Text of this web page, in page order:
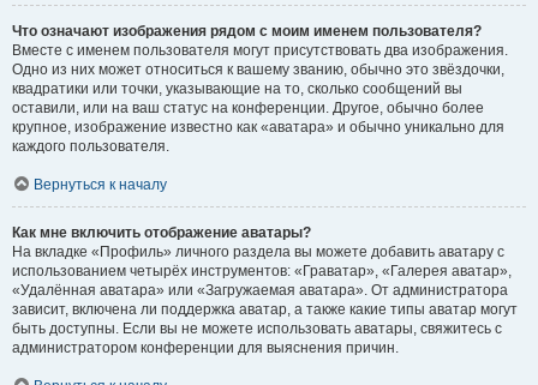
Что означают изображения рядом с моим именем пользователя?
Вместе с именем пользователя могут присутствовать два изображения.
Одно из них может относиться к вашему званию, обычно это звёздочки,
квадратики или точки, указывающие на то, сколько сообщений вы
оставили, или на ваш статус на конференции. Другое, обычно более
крупное, изображение известно как «аватара» и обычно уникально для
каждого пользователя.
Вернуться к началу
Как мне включить отображение аватары?
На вкладке «Профиль» личного раздела вы можете добавить аватару с
использованием четырёх инструментов: «Граватар», «Галерея аватар»,
«Удалённая аватара» или «Загружаемая аватара». От администратора
зависит, включена ли поддержка аватар, а также какие типы аватар могут
быть доступны. Если вы не можете использовать аватары, свяжитесь с
администратором конференции для выяснения причин.